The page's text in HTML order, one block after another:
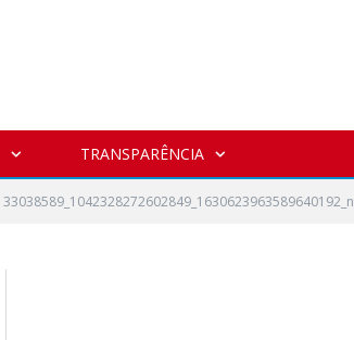
TRANSPARÊNCIA
33038589_1042328272602849_1630623963589640192_n